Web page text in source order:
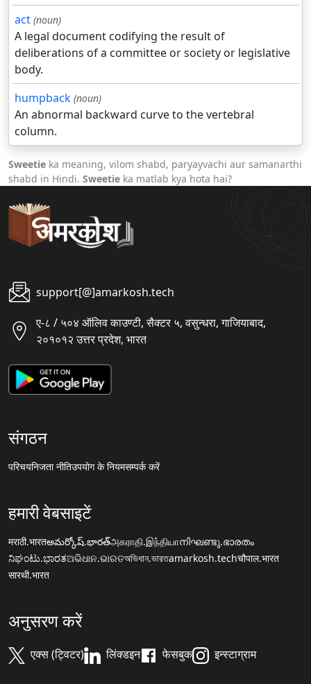
act (noun)
A legal document codifying the result of
deliberations of a committee or society or legislative
body.
humpback (noun)
An abnormal backward curve to the vertebral
column.
Sweetie ka meaning, vilom shabd, paryayvachi aur samanarthi
shabd in Hindi. Sweetie ka matlab kya hota hai?
support[@]amarkosh.tech
ए-८ / ५०४ ऑलिव काउण्टी, सैक्टर ५, वसुन्धरा, गाजियाबाद,
२०१०१२ उत्तर प्रदेश, भारत
संगठन
परिचयनिजता नीतिउपयोग के नियमसम्पर्क करें
हमारी वेबसाइटें
मराठी.भारतఅమర్కోష్.భారత్அகராதி.இந்தியாനിഘണ്ടു.ഭാരതം
ನಿಘಂಟು.ಭಾರತଅଭିଧାନ.ଭାରତঅভিধান.ভারতamarkosh.techचौपाल.भारत
सारथी.भारत
अनुसरण करें
एक्स (ट्विटर) लिंक्डइन फेसबुक इन्स्टाग्राम